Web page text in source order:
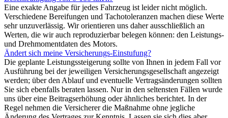
Eine exakte Angabe für jedes Fahrzeug ist leider nicht möglich.
Verschiedene Bereifungen und Tachotoleranzen machen diese Werte
sehr unzuverlässig. Wir orientieren uns daher ausschließlich an
Werten, die wir auch reproduzierbar belegen können: den Leistungs-
und Drehmomentdaten des Motors.
Ändert sich meine Versicherungs-Einstufung?
Die geplante Leistungssteigerung sollte von Ihnen in jedem Fall vor
Ausführung bei der jeweiligen Versicherungsgesellschaft angezeigt
werden; über den Ablauf und eventuelle Vertragsänderungen sollten
Sie sich ebenfalls beraten lassen. Nur in den seltensten Fällen wurde
uns über eine Beitragserhöhung oder ähnliches berichtet. In der
Regel nehmen die Versicherer die Maßnahme ohne jegliche